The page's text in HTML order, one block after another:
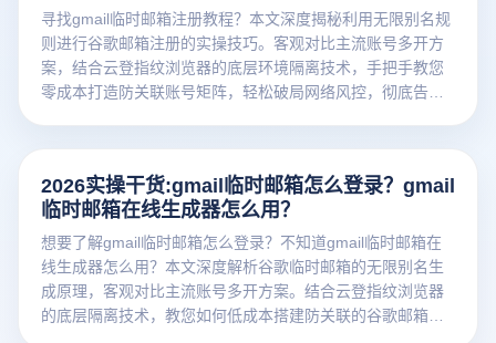
寻找gmail临时邮箱注册教程？本文深度揭秘利用无限别名规
则进行谷歌邮箱注册的实操技巧。客观对比主流账号多开方
案，结合云登指纹浏览器的底层环境隔离技术，手把手教您
零成本打造防关联账号矩阵，轻松破局网络风控，彻底告别
2026实操干货:gmail临时邮箱怎么登录？gmail
临时邮箱在线生成器怎么用？
想要了解gmail临时邮箱怎么登录？不知道gmail临时邮箱在
线生成器怎么用？本文深度解析谷歌临时邮箱的无限别名生
成原理，客观对比主流账号多开方案。结合云登指纹浏览器
的底层隔离技术，教您如何低成本搭建防关联的谷歌邮箱矩